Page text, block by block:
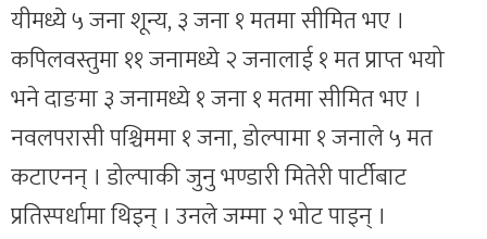
यीमध्ये ५ जना शून्य, ३ जना १ मतमा सीमित भए ।
कपिलवस्तुमा ११ जनामध्ये २ जनालाई १ मत प्राप्त भयो
भने दाङमा ३ जनामध्ये १ जना १ मतमा सीमित भए ।
नवलपरासी पश्चिममा १ जना, डोल्पामा १ जनाले ५ मत
कटाएनन् । डोल्पाकी जुनु भण्डारी मितेरी पार्टीबाट
प्रतिस्पर्धामा थिइन् । उनले जम्मा २ भोट पाइन् ।